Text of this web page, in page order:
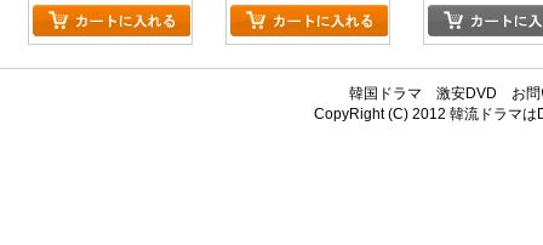
韓国ドラマ 激安DVD
お
CopyRight (C) 2012韓流ドラマは